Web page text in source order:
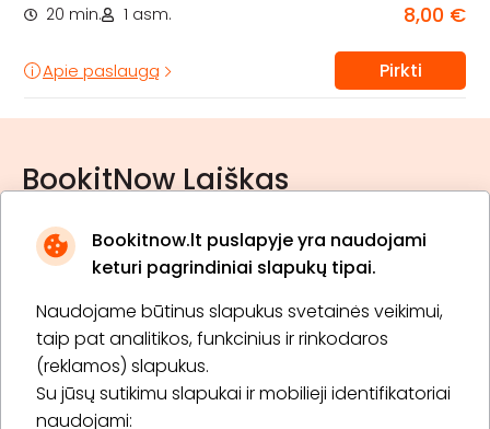
Bookitnow.lt puslapyje yra naudojami
keturi pagrindiniai slapukų tipai.
Naudojame būtinus slapukus svetainės veikimui,
taip pat analitikos, funkcinius ir rinkodaros
(reklamos) slapukus.
Su jūsų sutikimu slapukai ir mobilieji identifikatoriai
naudojami:
20 min.
1 asm. 8,00 €
Apie paslaugą Pirkti
BookitNow Laiškas
* Susipažinau su privatumo politika
Prenumeruoti